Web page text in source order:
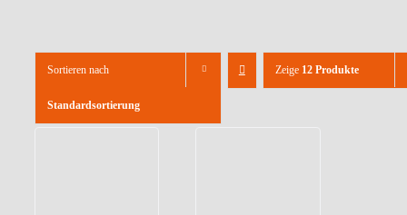
Sortieren nach
Standardsortierung
Zeige 12 Produkte